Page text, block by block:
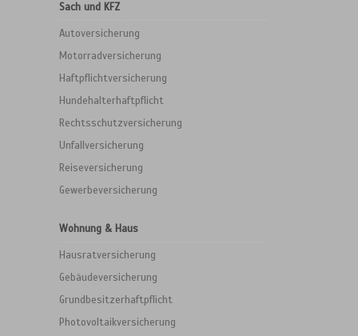
Sach und KFZ
Autoversicherung
Motorradversicherung
Haftpflichtversicherung
Hundehalterhaftpflicht
Rechtsschutzversicherung
Unfallversicherung
Reiseversicherung
Gewerbeversicherung
Wohnung & Haus
Hausratversicherung
Gebäudeversicherung
Grundbesitzerhaftpflicht
Photovoltaikversicherung